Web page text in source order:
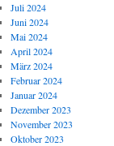
Juli 2024
Juni 2024
Mai 2024
April 2024
März 2024
Februar 2024
Januar 2024
Dezember 2023
November 2023
Oktober 2023